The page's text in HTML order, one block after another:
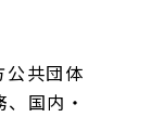
公共団体
国内・